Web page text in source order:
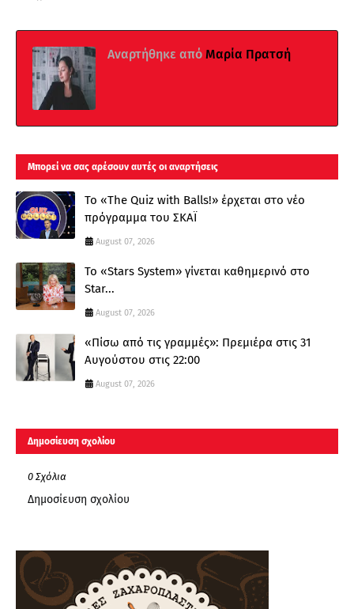
Αναρτήθηκε από Μαρία Πρατσή
Μπορεί να σας αρέσουν αυτές οι αναρτήσεις
Το «The Quiz with Balls!» έρχεται στο νέο
πρόγραμμα του ΣΚΑΪ
August 07, 2026
Το «Stars System» γίνεται καθημερινό στο
Star...
August 07, 2026
«Πίσω από τις γραμμές»: Πρεμιέρα στις 31
Αυγούστου στις 22:00
August 07, 2026
Δημοσίευση σχολίου
0 Σχόλια
Δημοσίευση σχολίου